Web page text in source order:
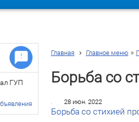
Главная Главное меню »
Борьба со
28 июн. 2022
Борьба со стихией
ГУП